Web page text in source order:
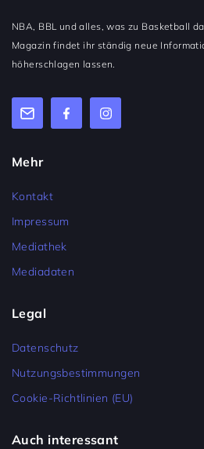
NBA, BBL und alles, was zu Basketball
Magazin findet ihr ständig neue
höherschlagen lassen.
Mehr
Kontakt
Impressum
Mediathek
Mediadaten
Legal
Datenschutz
Nutzungsbestimmungen
Cookie-Richtlinien (EU)
Auch interessant